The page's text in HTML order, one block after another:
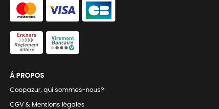
Á PROPOS
Coopazur, qui sommes-nous?
CGV & Mentions légales